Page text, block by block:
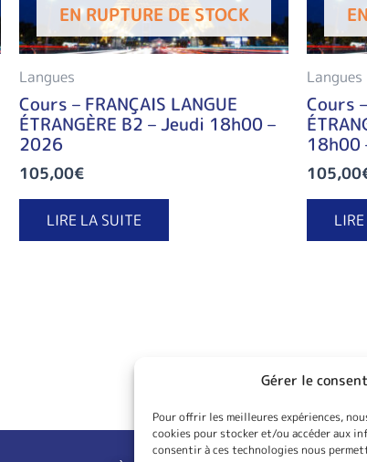
Gérer le
Pour offrir les meilleures expériences,
cookies pour stocker et/ou accéder aux
consentir à ces technologies nous
EN RUPTURE DE STOCK
Langues
Cours – FRANÇAIS LANGUE
ÉTRANGÈRE B2 – Jeudi 18h00 –
2026
105,00€
LIRE LA SUITE
Langues
Cours
18h00
105,00